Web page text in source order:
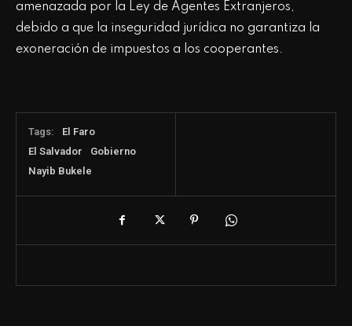
amenazada por la Ley de Agentes Extranjeros,
debido a que la inseguridad jurídica no garantiza la
exoneración de impuestos a los cooperantes.
Tags:
El Faro
El Salvador
Gobierno
Nayib Bukele